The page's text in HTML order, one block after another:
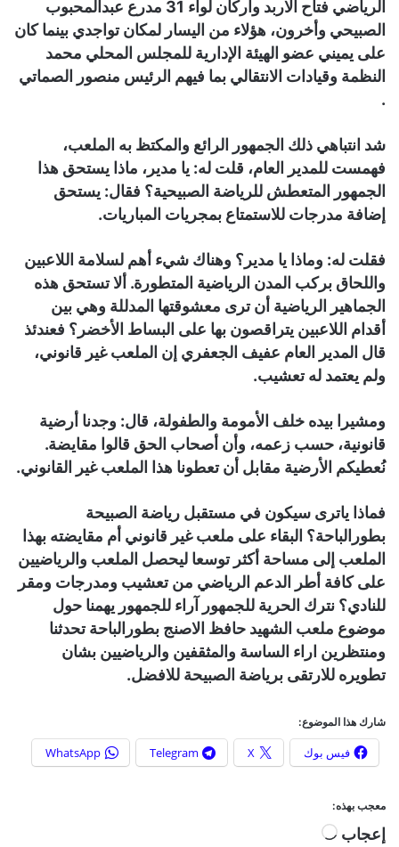
الرياضي فتاح الاربد واركان لواء 31 مدرع عبدالمحبوب
الصبيحي وأخرون، هؤلاء من اليسار لمكان تواجدي بينما كان
على يميني عضو الهيئة الإدارية للمجلس المحلي محمد
النظمة وقيادات الانتقالي بما فيهم الرئيس منصور الصماتي
.
شد انتباهي ذلك الجمهور الرائع والمكتظ به الملعب،
فهمست للمدير العام، قلت له: يا مدير، ماذا يستحق هذا
الجمهور المتعطش للرياضة الصبيحية؟ فقال: يستحق
إضافة مدرجات للاستمتاع بمجريات المباريات.
فقلت له: وماذا يا مدير؟ وهناك شيء أهم لسلامة اللاعبين
واللحاق بركب المدن الرياضية المتطورة. ألا تستحق هذه
الجماهير الرياضية أن ترى معشوقتها المدللة وهي بين
أقدام اللاعبين يتراقصون بها على البساط الأخضر؟ فعندئذ
قال المدير العام عفيف الجعفري إن الملعب غير قانوني،
ولم يعتمد له تعشيب.
ومشيرا بيده خلف الأمومة والطفولة، قال: وجدنا أرضية
قانونية، حسب زعمه، وأن أصحاب الحق قالوا مقايضة.
نُعطيكم الأرضية مقابل أن تعطونا هذا الملعب غير القانوني.
فماذا ياترى سيكون في مستقبل رياضة الصبيحة
بطورالباحة؟ البقاء على ملعب غير قانوني أم مقايضته بهذا
الملعب إلى مساحة أكثر توسعا ليحصل الملعب والرياضيين
على كافة أطر الدعم الرياضي من تعشيب ومدرجات ومقر
للنادي؟ نترك الحرية للجمهور آراء للجمهور يهمنا حول
موضوع ملعب الشهيد حافظ الاصنج بطورالباحة تحدثنا
ومنتظرين اراء الساسة والمثقفين والرياضيين بشان
تطويره للارتقى برياضة الصبيحة للافضل.
شارك هذا الموضوع:
فيس بوك X
Telegram
WhatsApp
معجب بهذه:
إعجاب